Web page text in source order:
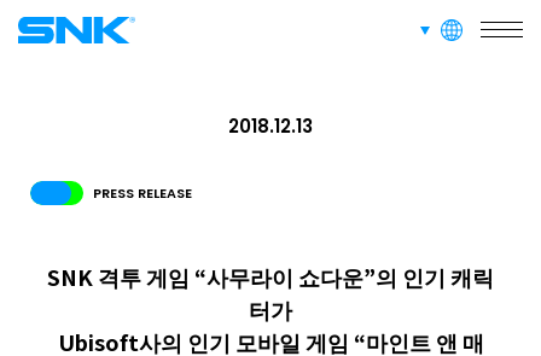
languages
RECRUIT
RECRUIT FOR FANS
PRESS RELEASE
2018.12.13
SNK 격투 게임 “사무라이 쇼다운”의 인기 캐릭
터가
Ubisoft사의 인기 모바일 게임 “마인트 앤 매